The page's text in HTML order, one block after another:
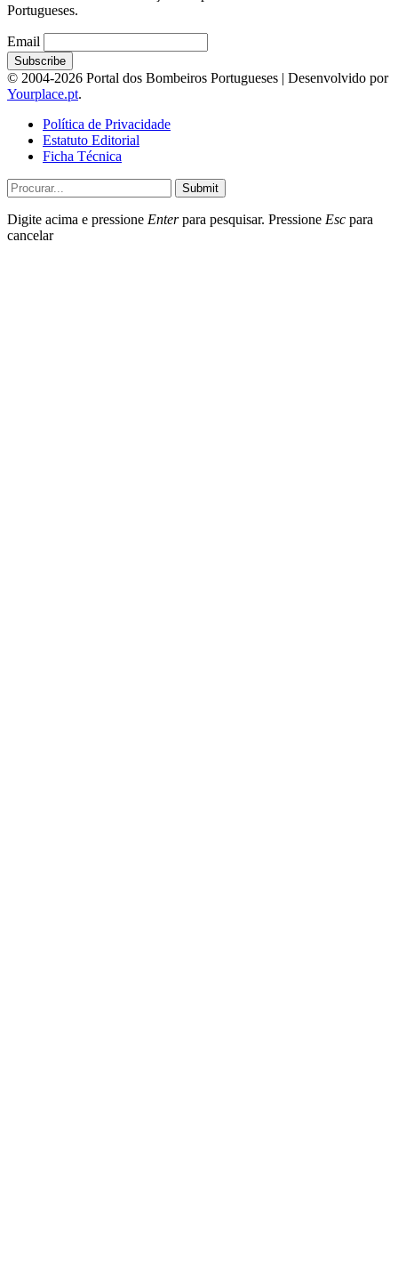
Portugueses.
Email
© 2004-2026 Portal dos Bombeiros Portugueses | Desenvolvido por
Yourplace.pt.
Política de Privacidade
Estatuto Editorial
Ficha Técnica
Submit
Digite acima e pressione Enterpara pesquisar. Pressione Esc para
cancelar